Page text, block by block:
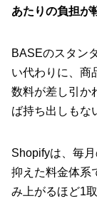
あたりの負担が
BASEのスタン
い代わりに、商
数料が差し引か
ば持ち出しもな
Shopifyは、毎
抑えた料金体系
み上がるほど1